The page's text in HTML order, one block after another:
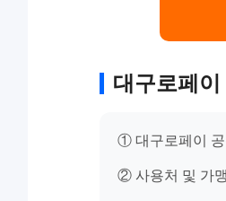
대구로페
① 대구로페이
② 사용처 및 가